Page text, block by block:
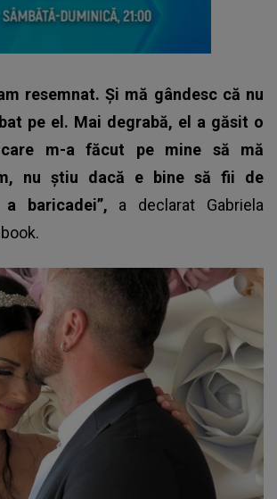
resemnat. Și mă gândesc că nu
pe el. Mai degrabă, el a găsit o
m-a făcut pe mine să mă
nu știu dacă e bine să fii de
baricadei”, a declarat Gabriela